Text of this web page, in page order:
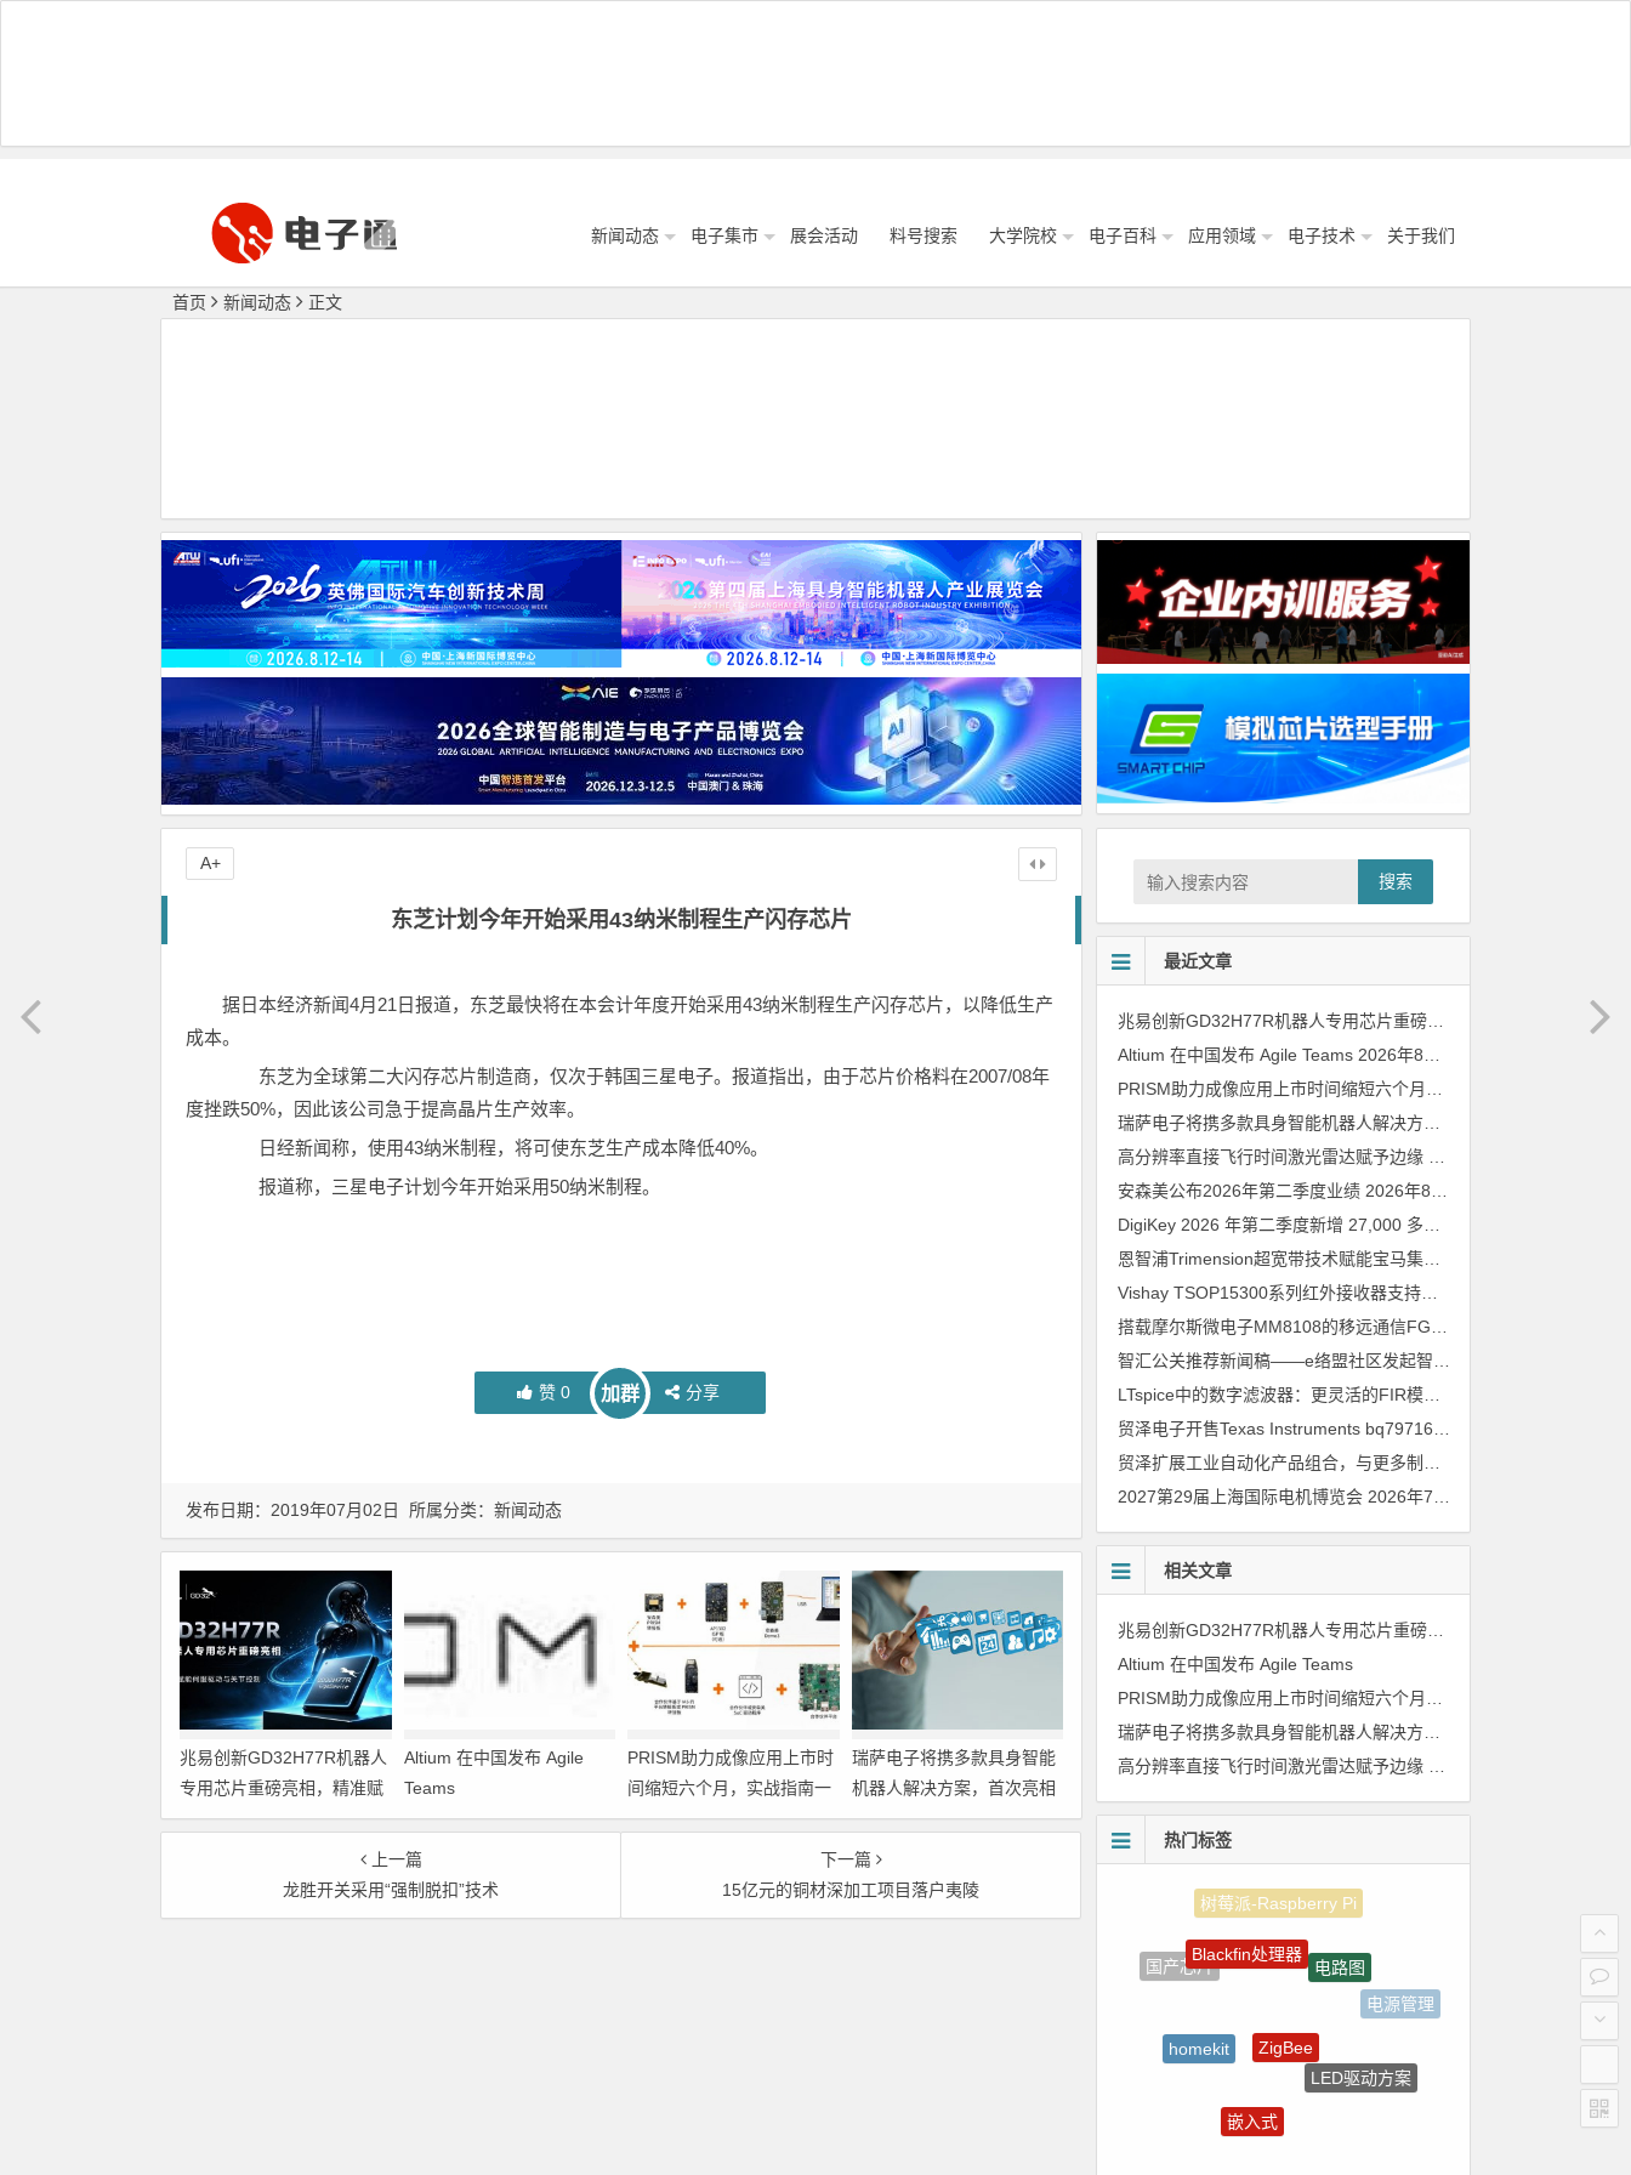
新闻动态 电子集市 展会活动 料号搜索 大学院校 电子百科 应用领域 电子技术 关于我们
首页 新闻动态 正文
东芝计划今年开始采用43纳米制程生产闪存芯片
据日本经济新闻4月21日报道，东芝最快将在本会计年度开始采用43纳米制程生产闪存芯片，以降低生产
成本。
东芝为全球第二大闪存芯片制造商，仅次于韩国三星电子。报道指出，由于芯片价格料在2007/08年
度挫跌50%，因此该公司急于提高晶片生产效率。
日经新闻称，使用43纳米制程，将可使东芝生产成本降低40%。
报道称，三星电子计划今年开始采用50纳米制程。
赞0 加群 分享
A+
发布日期：2019年07月02日 所属分类： 新闻动态
兆易创新GD32H77R机器人
专用芯片重磅亮相，精准赋
能伺服驱动与关节控制
Altium 在中国发布 Agile
Teams
PRISM助力成像应用上市时
间缩短六个月，实战指南一
文解读
瑞萨电子将携多款具身智能
机器人解决方案，首次亮相
2026中国具身智能机器人产
业大会
上一篇
龙胜开关采用“强制脱扣”技术
下一篇
15亿元的铜材深加工项目落户夷陵
搜索
最近文章
兆易创新GD32H77R机器人专用芯片重磅亮相，精准赋能伺服驱动与关节控制
Altium 在中国发布 Agile Teams 2026年8月6日
安森美公布2026年第二季度业绩 2026年8月6日
恩智浦Trimension超宽带技术赋能宝马集团Digital Key Plus及生命体存在检测功能
Vishay TSOP15300系列红外接收器支持所有主流遥控代码
LTspice中的数字滤波器：更灵活的FIR模型
2027第29届上海国际电机博览会 2026年7月30日
相关文章
兆易创新GD32H77R机器人专用芯片重磅亮相，精准赋能伺服驱动与关节控制
Altium 在中国发布 Agile Teams
热门标签
国产芯片
电源管理
5G
LED驱动方案
测试
嵌入式